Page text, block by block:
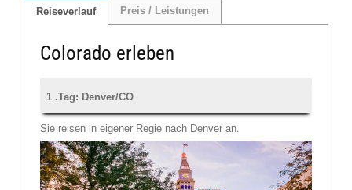
Reiseverlauf Preis / Leistungen
Colorado erleben
1 .Tag: Denver/CO
Sie reisen in eigener Regie nach Denver an.